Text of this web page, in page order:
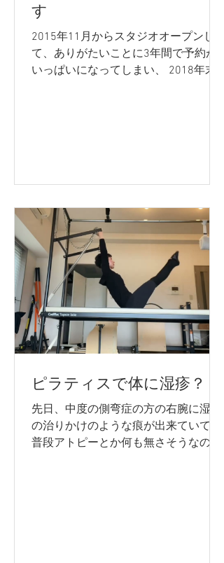
す
2015年11月からスタジオオープンし
て、ありがたいことに3年間で予約が
いっぱいになってしまい、 2018年末
ピラティスで体に湿疹？
先日、中度の側弯症の方の右腕に湿疹
の治りかけのような痕が出来ていて、
普段アトピーとか何も無さそうなのに